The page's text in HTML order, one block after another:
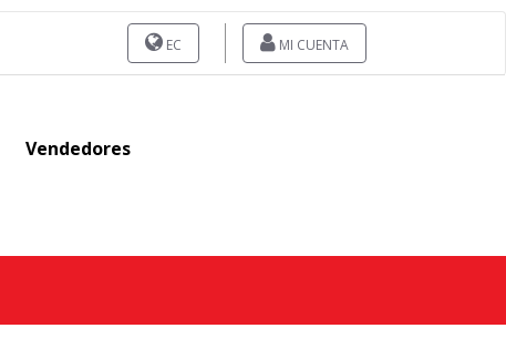
EC MI CUENTA
Vendedores